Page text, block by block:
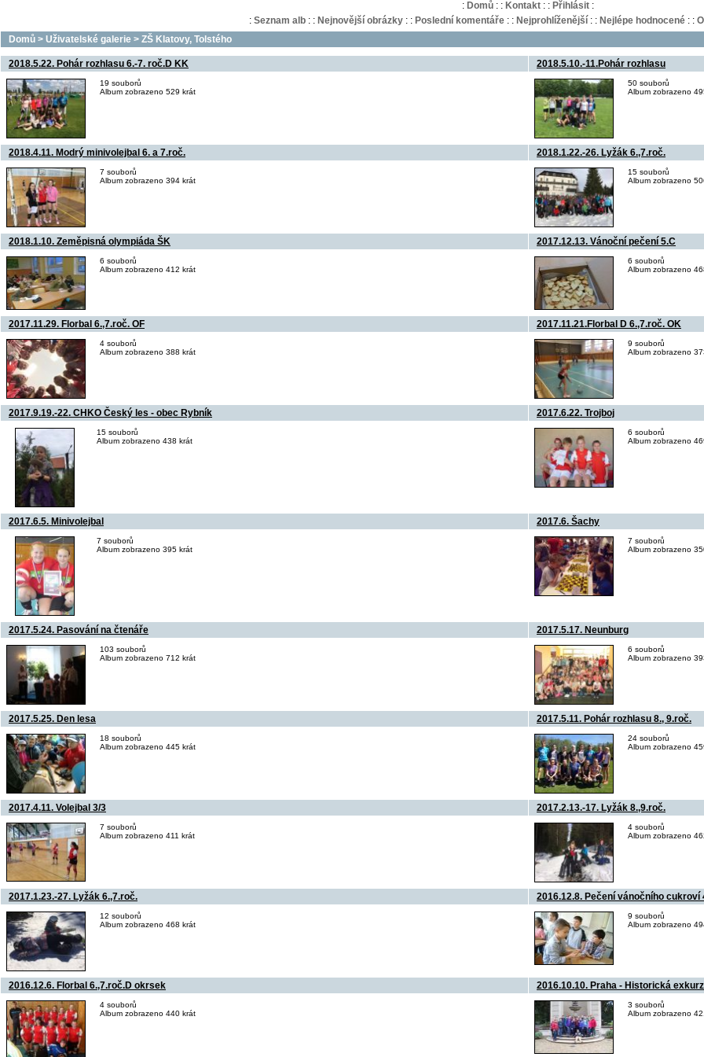
: Domů : : Kontakt : : Přihlásit :
: Seznam alb: : Nejnovější obrázky: : Poslední komentáře: : Nejprohlíženější: : Nejlépe hodnocené: :
Domů > Uživatelské galerie > ZŠ Klatovy, Tolstého
2018.5.22. Pohár rozhlasu 6.-7. roč.D KK
19 souborů
Album zobrazeno 529 krát
2018.5.10.-11.Pohár rozhlasu
50 souborů
Album zobrazeno
2018.4.11. Modrý minivolejbal 6. a 7.roč.
7 souborů
Album zobrazeno 394 krát
2018.1.22.-26. Lyžák 6.,7.roč.
15 souborů
Album zobrazeno
2018.1.10. Zeměpisná olympiáda ŠK
6 souborů
Album zobrazeno 412 krát
2017.12.13. Vánoční pečení 5.C
6 souborů
Album zobrazeno
2017.11.29. Florbal 6.,7.roč. OF
4 souborů
Album zobrazeno 388 krát
2017.11.21.Florbal D 6.,7.roč. OK
9 souborů
Album zobrazeno
2017.9.19.-22. CHKO Český les - obec Rybník
15 souborů
Album zobrazeno 438 krát
2017.6.22. Trojboj
6 souborů
Album zobrazeno
2017.6.5. Minivolejbal
7 souborů
Album zobrazeno 395 krát
2017.6. Šachy
7 souborů
Album zobrazeno
2017.5.24. Pasování na čtenáře
103 souborů
Album zobrazeno 712 krát
2017.5.17. Neunburg
6 souborů
Album zobrazeno
2017.5.25. Den lesa
18 souborů
Album zobrazeno 445 krát
2017.5.11. Pohár rozhlasu 8., 9.roč.
24 souborů
Album zobrazeno
2017.4.11. Volejbal 3/3
7 souborů
Album zobrazeno 411 krát
2017.2.13.-17. Lyžák 8.,9.roč.
4 souborů
Album zobrazeno
2017.1.23.-27. Lyžák 6.,7.roč.
12 souborů
Album zobrazeno 468 krát
2016.12.8. Pečení vánočního cukroví
9 souborů
Album zobrazeno
2016.12.6. Florbal 6.,7.roč.D okrsek
4 souborů
Album zobrazeno 440 krát
2016.10.10. Praha - Historická
3 souborů
Album zobrazeno